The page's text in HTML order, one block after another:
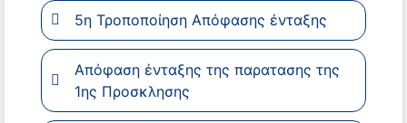
5η Τροποποίηση Απόφασης ένταξης
Απόφαση ένταξης της παρατασης της
1ης Προσκλησης